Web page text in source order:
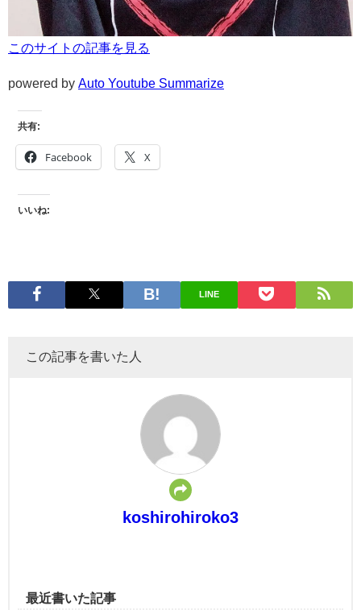
このサイトの記事を見る
powered by Auto Youtube Summarize
共有:
Facebook X
いいね:
LINE
この記事を書いた人
koshirohiroko3
最近書いた記事